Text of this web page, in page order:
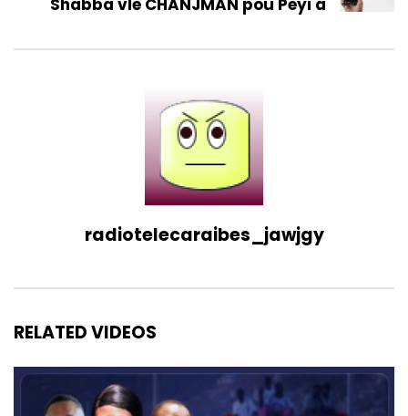
radiotelecaraibes_jawjgy
RELATED VIDEOS